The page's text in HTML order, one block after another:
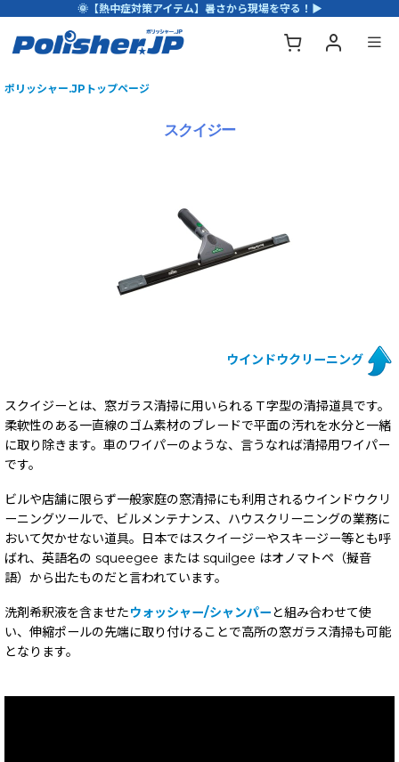
🌞【熱中症対策アイテム】暑さから現場を守る！▶
ポリッシャー.JPトップページ
スクイジー
ウインドウクリーニング
スクイジーとは、窓ガラス清掃に用いられるＴ字型の清掃道具です。
柔軟性のある一直線のゴム素材のブレードで平面の汚れを水分と一緒
に取り除きます。車のワイパーのような、言うなれば清掃用ワイパー
です。
ビルや店舗に限らず一般家庭の窓清掃にも利用されるウインドウクリ
ーニングツールで、ビルメンテナンス、ハウスクリーニングの業務に
おいて欠かせない道具。日本ではスクイージーやスキージー等とも呼
ばれ、英語名の squeegee または squilgee はオノマトペ（擬音
語）から出たものだと言われています。
洗剤希釈液を含ませたウォッシャー/シャンパーと組み合わせて使
い、伸縮ポールの先端に取り付けることで高所の窓ガラス清掃も可能
となります。